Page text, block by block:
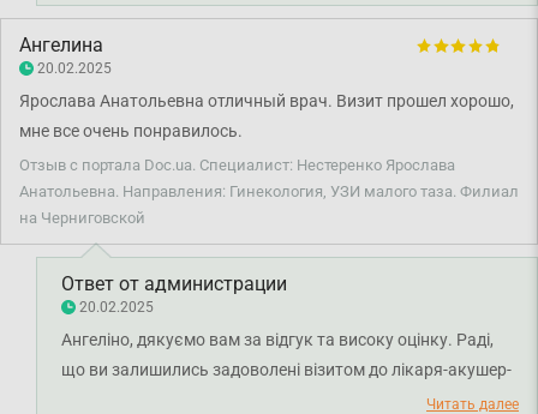
Ангелина
20.02.2025
Ярослава Анатольевна отличный врач. Визит прошел хорошо,
мне все очень понравилось.
Отзыв с портала Doc.ua. Специалист: Нестеренко Ярослава
Анатольевна. Направления: Гинекология, УЗИ малого таза. Филиал
на Черниговской
Ответ от администрации
20.02.2025
Ангеліно, дякуємо вам за відгук та високу оцінку. Раді,
що ви залишились задоволені візитом до лікаря-акушер-
гінеколога Ярослави Нестеренко. Бажаємо вам міцного
Читать далее